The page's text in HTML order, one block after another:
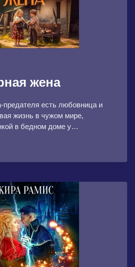
жена
есть любовница и
жизнь в чужом мире,
в бедном доме у…